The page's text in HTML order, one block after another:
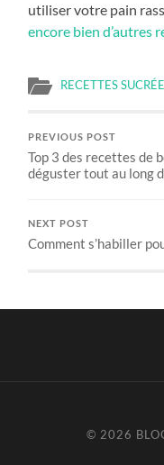
utiliser votre pain
encore bien d’autres
RECETTES
PREVIOUS POST
Top 3 des recettes de
déguster tout au long
NEXT POST
Comment s’habiller
© 2026